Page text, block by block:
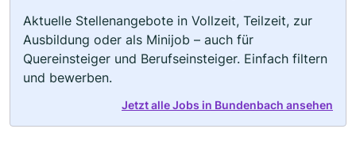
Aktuelle Stellenangebote in Vollzeit, Teilzeit, zur
Ausbildung oder als Minijob – auch für
Quereinsteiger und Berufseinsteiger. Einfach filtern
und bewerben.
Jetzt alle Jobs in Bundenbach ansehen